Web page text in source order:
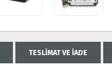
TESLİMAT VE İADE